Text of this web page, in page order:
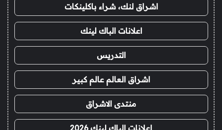
اشراق لنك، شراء باكلينكات
اعلانات الباك لينك
التدريس
اشراق العالم عالم كبير
منتدى الاشراق
اعلانات الباك لينك 2026